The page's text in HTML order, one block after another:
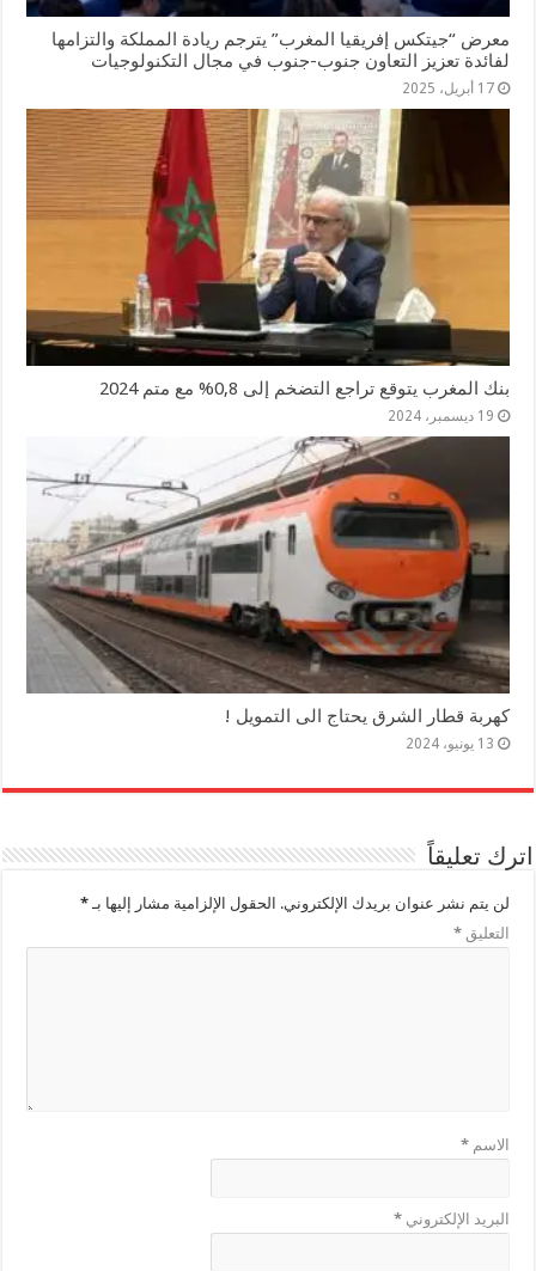
معرض “جيتكس إفريقيا المغرب” يترجم ريادة المملكة والتزامها
لفائدة تعزيز التعاون جنوب-جنوب في مجال التكنولوجيات
17 أبريل، 2025
بنك المغرب يتوقع تراجع التضخم إلى 0,8% مع متم 2024
19 ديسمبر، 2024
كهربة قطار الشرق يحتاج الى التمويل !
13 يونيو، 2024
اترك تعليقاً
لن يتم نشر عنوان بريدك الإلكتروني. الحقول الإلزامية مشار إليها بـ*
التعليق*
الاسم*
البريد الإلكتروني*